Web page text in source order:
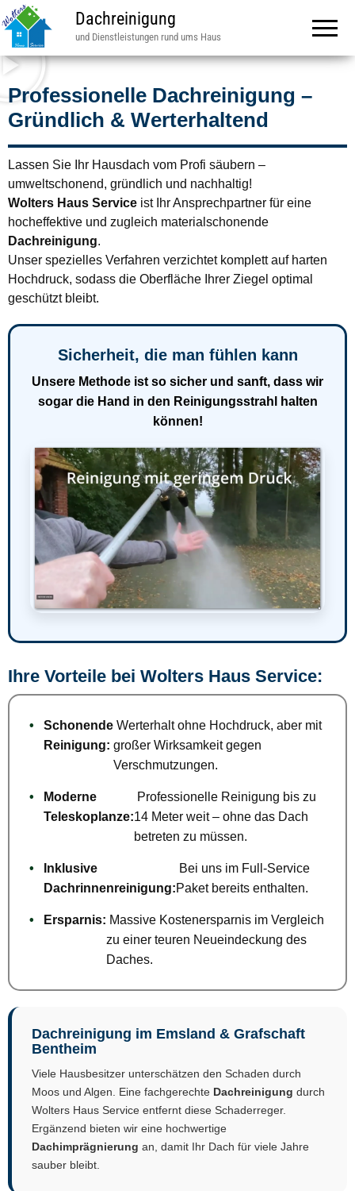
Dachreinigung
und Dienstleistungen rund ums Haus
Professionelle Dachreinigung –
Gründlich & Werterhaltend
Lassen Sie Ihr Hausdach vom Profi säubern –
umweltschonend, gründlich und nachhaltig!
Wolters Haus Service ist Ihr Ansprechpartner für eine
hocheffektive und zugleich materialschonende
Dachreinigung.
Unser spezielles Verfahren verzichtet komplett auf harten
Hochdruck, sodass die Oberfläche Ihrer Ziegel optimal
geschützt bleibt.
Sicherheit, die man fühlen kann
Unsere Methode ist so sicher und sanft, dass wir
sogar die Hand in den Reinigungsstrahl halten
können!
Ihre Vorteile bei Wolters Haus Service:
•
Schonende
Reinigung:
Werterhalt ohne Hochdruck, aber mit
großer Wirksamkeit gegen
Verschmutzungen.
•
Moderne
Teleskoplanze:
Professionelle Reinigung bis zu
14 Meter weit – ohne das Dach
betreten zu müssen.
•
Inklusive
Dachrinnenreinigung:
Bei uns im Full-Service
Paket bereits enthalten.
• Ersparnis: Massive Kostenersparnis im Vergleich
zu einer teuren Neueindeckung des
Daches.
Dachreinigung im Emsland & Grafschaft
Bentheim
Viele Hausbesitzer unterschätzen den Schaden durch
Moos und Algen. Eine fachgerechte Dachreinigung durch
Wolters Haus Service entfernt diese Schaderreger.
Ergänzend bieten wir eine hochwertige
Dachimprägnierung an, damit Ihr Dach für viele Jahre
sauber bleibt.